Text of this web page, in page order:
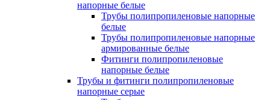
напорные белые
Трубы полипропиленовые напорные
белые
Трубы полипропиленовые напорные
армированные белые
Фитинги полипропиленовые
напорные белые
Трубы и фитинги полипропиленовые
напорные серые